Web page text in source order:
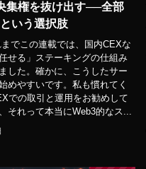
集権を抜け出す──全部
いう選択肢
でこの連載では、国内CEXな
せる」ステーキングの仕組み
した。確かに、こうしたサー
めやすいです。私も慣れてく
での取引と運用をお勧めして
それって本当にWeb3的なス...